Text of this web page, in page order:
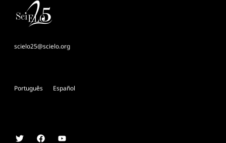
scielo25@scielo.org
Português Español